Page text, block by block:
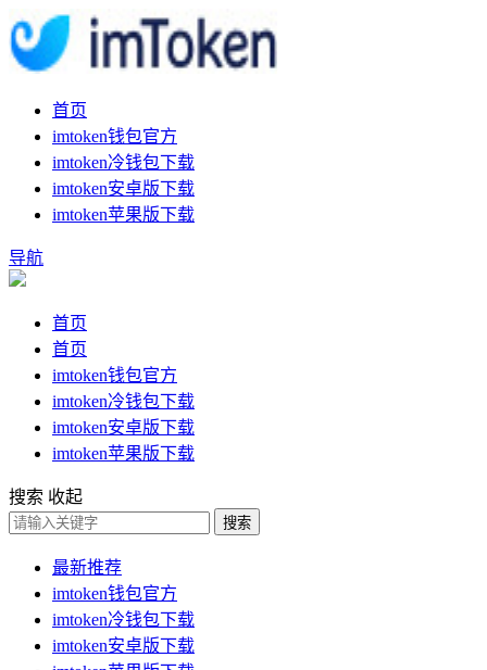
首页
imtoken钱包官方
imtoken冷钱包下载
imtoken安卓版下载
imtoken苹果版下载
导航
首页
首页
imtoken钱包官方
imtoken冷钱包下载
imtoken安卓版下载
imtoken苹果版下载
搜索 收起
搜索
最新推荐
imtoken钱包官方
imtoken冷钱包下载
imtoken安卓版下载